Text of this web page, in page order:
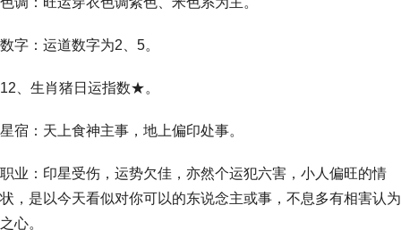
数字：运道数字为2、5。
12、生肖猪日运指数★。
星宿：天上食神主事，地上偏印处事。
职业：印星受伤，运势欠佳，亦然个运犯六害，小人偏旺的情
状，是以今天看似对你可以的东说念主或事，不息多有相害认为
之心。